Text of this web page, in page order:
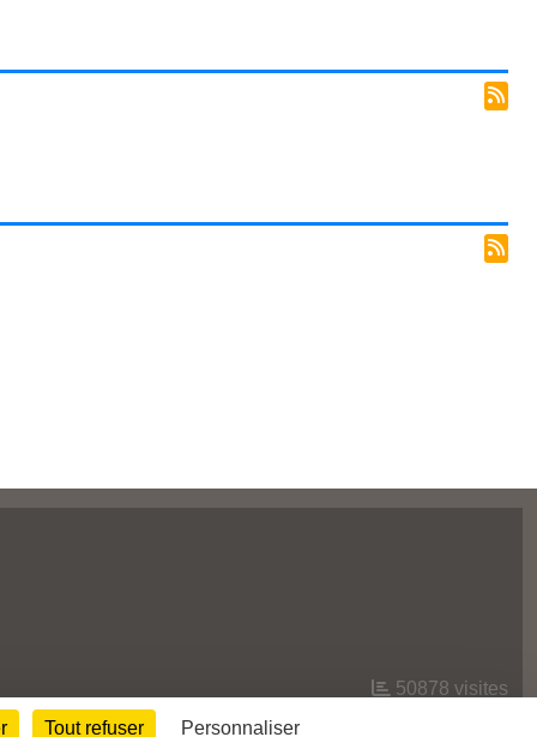
50878 visites
Tout refuser Personnaliser